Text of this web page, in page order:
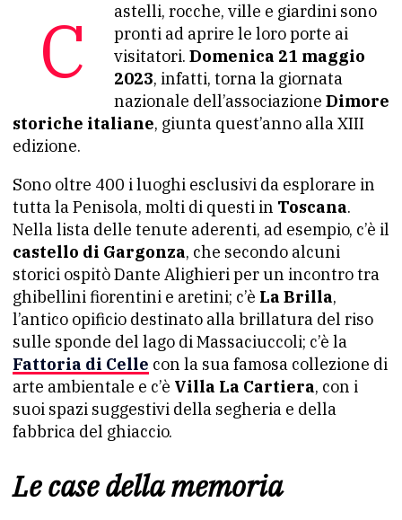
Castelli, rocche, ville e giardini sono
pronti ad aprire le loro porte ai
visitatori. Domenica 21 maggio
2023, infatti, torna la giornata
nazionale dell’associazione Dimore
storiche italiane, giunta quest’anno alla XIII
edizione.
Sono oltre 400 i luoghi esclusivi da esplorare in
tutta la Penisola, molti di questi in Toscana.
Nella lista delle tenute aderenti, ad esempio, c’è il
castello di Gargonza, che secondo alcuni
storici ospitò Dante Alighieri per un incontro tra
ghibellini fiorentini e aretini; c’è La Brilla,
l’antico opificio destinato alla brillatura del riso
sulle sponde del lago di Massaciuccoli; c’è la
Fattoria di Celle con la sua famosa collezione di
arte ambientale e c’è Villa La Cartiera, con i
suoi spazi suggestivi della segheria e della
fabbrica del ghiaccio.
Le case della memoria